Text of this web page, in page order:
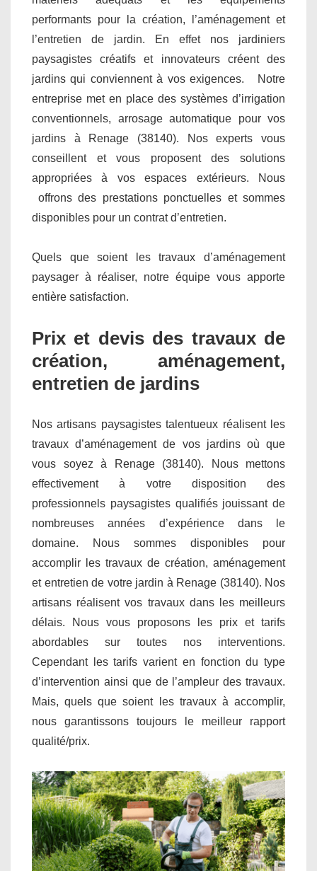
performants pour la création, l’aménagement et
l’entretien de jardin. En effet nos jardiniers
paysagistes créatifs et innovateurs créent des
jardins qui conviennent à vos exigences. Notre
entreprise met en place des systèmes d’irrigation
conventionnels, arrosage automatique pour vos
jardins à Renage (38140). Nos experts vous
conseillent et vous proposent des solutions
appropriées à vos espaces extérieurs. Nous
offrons des prestations ponctuelles et sommes
disponibles pour un contrat d’entretien.
Quels que soient les travaux d’aménagement
paysager à réaliser, notre équipe vous apporte
entière satisfaction.
Prix et devis des travaux de
création, aménagement,
entretien de jardins
Nos artisans paysagistes talentueux réalisent les
travaux d’aménagement de vos jardins où que
vous soyez à Renage (38140). Nous mettons
effectivement à votre disposition des
professionnels paysagistes qualifiés jouissant de
nombreuses années d’expérience dans le
domaine. Nous sommes disponibles pour
accomplir les travaux de création, aménagement
et entretien de votre jardin à Renage (38140). Nos
artisans réalisent vos travaux dans les meilleurs
délais. Nous vous proposons les prix et tarifs
abordables sur toutes nos interventions.
Cependant les tarifs varient en fonction du type
d’intervention ainsi que de l’ampleur des travaux.
Mais, quels que soient les travaux à accomplir,
nous garantissons toujours le meilleur rapport
qualité/prix.